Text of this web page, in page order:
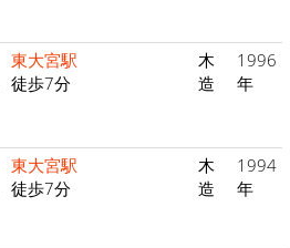
東大宮駅
徒歩7分
木
造
1996
年
東大宮駅
徒歩7分
木
造
1994
年